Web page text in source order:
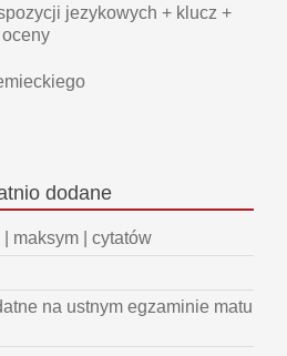
jezykowych + klucz +
dodane
| maksym | cytatów
na ustnym egzaminie matu